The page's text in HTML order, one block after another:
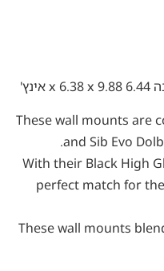
These wall
and
With their
perfect
These wall